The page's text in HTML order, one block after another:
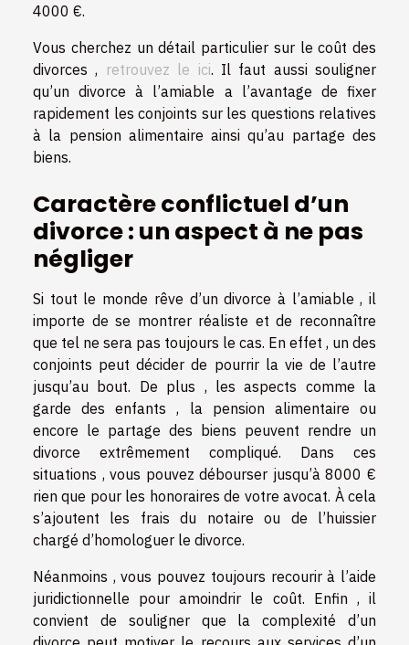
4000 €.
Vous cherchez un détail particulier sur le coût des
divorces , retrouvez le ici. Il faut aussi souligner
qu’un divorce à l’amiable a l’avantage de fixer
rapidement les conjoints sur les questions relatives
à la pension alimentaire ainsi qu’au partage des
biens.
Caractère conflictuel d’un
divorce : un aspect à ne pas
négliger
Si tout le monde rêve d’un divorce à l’amiable , il
importe de se montrer réaliste et de reconnaître
que tel ne sera pas toujours le cas. En effet , un des
conjoints peut décider de pourrir la vie de l’autre
jusqu’au bout. De plus , les aspects comme la
garde des enfants , la pension alimentaire ou
encore le partage des biens peuvent rendre un
divorce extrêmement compliqué. Dans ces
situations , vous pouvez débourser jusqu’à 8000 €
rien que pour les honoraires de votre avocat. À cela
s’ajoutent les frais du notaire ou de l’huissier
chargé d’homologuer le divorce.
Néanmoins , vous pouvez toujours recourir à l’aide
juridictionnelle pour amoindrir le coût. Enfin , il
convient de souligner que la complexité d’un